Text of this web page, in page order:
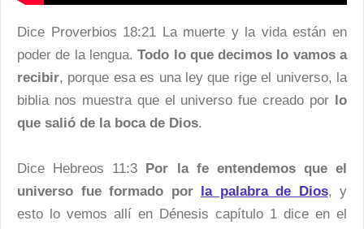
Dice Proverbios 18:21 La muerte y la vida están en
poder de la lengua. Todo lo que decimos lo vamos a
recibir, porque esa es una ley que rige el universo, la
biblia nos muestra que el universo fue creado por
lo
que salió de la boca de Dios.
Dice Hebreos 11:3
Por la fe entendemos que el
universo fue formado por
la palabra de Dios, y
esto lo vemos allí en Dénesis capítulo 1 dice en el